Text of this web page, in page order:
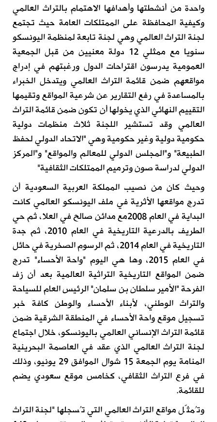
واحدة من أنشطتها وأهدافها الاهتمام بالتراث العالمي
وكيفية المحافظة على الممتلكات العامة حيث تجتمع
لجنة التراث العالمي وهي لجنة تابعة لمنظمة اليونسكو
سنويا مع ممثلي 12 دولة معنيين من قبل الجمعية
العمومية يدرسون اقتراحات الدول ورغبتهم في إدراج
مواقعهم ضمن قائمة التراث العالمي ويتدخل الخبراء
بالمساعدة في رفع التقارير عن شرعية المواقع وتقيمها
التقييم النهائي الذي يخولها أن تكون ضمن قائمة التراث
العالمي وقد تستشير اللجنة ثلاث منظمات دولية
حكومية دولية وغير حكومية وهي "الاتحاد الدولي لحفظ
الطبيعة" و"المجلس الدولي للمعالم والمواقع" و"المركز
الدولي لدراسة صون وترميم الممتلكات الثقافية"
وحيث كان من نصيب المملكة العربية السعودية أن
تدرج مواقعها الأثرية في ملف اليونسكو العالمي كانت
البداية في العام 2008مع مدائن صالح في العلا، ثم حي
الطريف بالدرعية التاريخية في العام 2010، ثم جدة
التاريخية في العام 2014، ثم الرسوم الصخرية في حائل
في العام 2015، وها هي اليوم "واحة الأحساء" تدرج
ضمن المواقع التاريخية التراثية العالمية بعد أن زف
الفرحة "الأمير سلطان بن سلمان" الرئيس العام للسياحة
والتراث الوطني، لأبناء الأحساء والوطن كافة خبر
تسجيل موقع واحة الأحساء في المنطقة الشرقية ضمن
قائمة التراث الإنساني العالمي باليونسكو، خلال اجتماع
لجنة التراث العالمي الذي عقد في العاصمة البحرينية
المنامة يوم الجمعة 15 شوال الموافق 29 يونيو، وذلك
في فرع التراث الثقافي، كخامس موقع سعودي يضم
للقائمة.
وتُمثّل مواقع التراث العالمي التي تُسجلها "لجنة التراث